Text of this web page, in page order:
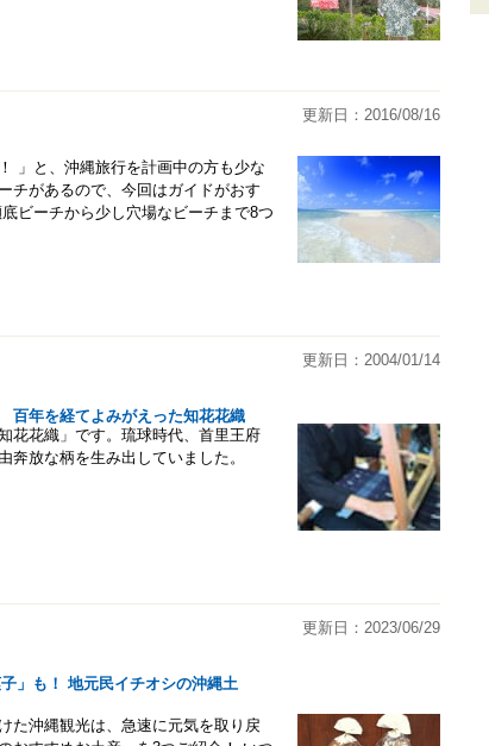
更新日：2016/08/16
」と、沖縄旅行を計画中の方も少な
チがあるので、今回はガイドがおす
ビーチから少し穴場なビーチまで8つ
年を経てよみがえった知花花織
更新日：2004/01/14
花花織」です。琉球時代、首里王府
放な柄を生み出していました。
」も！ 地元民イチオシの沖縄土
更新日：2023/06/29
た沖縄観光は、急速に元気を取り戻